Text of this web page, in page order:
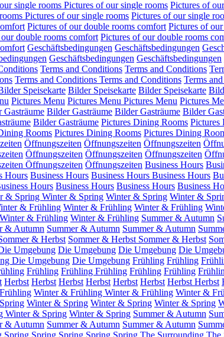
single rooms Pictures of our single rooms Pictures of
Pictures of our single rooms Pictures of our single
Pictures of our double rooms comfort Pictures of
double rooms comfort Pictures of our double rooms
Geschäftsbedingungen Geschäftsbedingungen
Geschäftsbedingungen Geschäftsbedingungen
Terms and Conditions Terms and Conditions
Terms and Conditions Terms and Conditions Terms
Speisekarte Bilder Speisekarte Bilder Speisekarte
Pictures Menu Pictures Menu Pictures Menu Pictures
Gasträume Bilder Gasträume Bilder Gasträume Bilder
Bilder Gasträume Pictures Dining Rooms Pictures
Rooms Pictures Dining Rooms Pictures Dining
Öffnungszeiten Öffnungszeiten Öffnungszeiten
Öffnungszeiten Öffnungszeiten Öffnungszeiten
Öffnungszeiten Öffnungszeiten Business Hours
Hours Business Hours Business Hours Business Hours
Hours Business Hours Business Hours Business
& Spring Winter & Spring Winter & Spring Winter &
& Frühling Winter & Frühling Winter & Frühling
Winter & Frühling Winter & Frühling Summer & Autumn
& Autumn Summer & Autumn Summer & Autumn
& Herbst Sommer & Herbst Sommer & Herbst
Umgebung Die Umgebung Die Umgebung Die
Die Umgebung Die Umgebung Frühling Frühling
Frühling Frühling Frühling Frühling Frühling
Herbst Herbst Herbst Herbst Herbst Herbst Herbst Herbst
Winter & Frühling Winter & Frühling Winter &
Winter & Spring Winter & Spring Winter & Spring
Winter & Spring Winter & Spring Summer & Autumn
& Autumn Summer & Autumn Summer & Autumn
Spring Spring Spring Spring Spring The Surrounding The